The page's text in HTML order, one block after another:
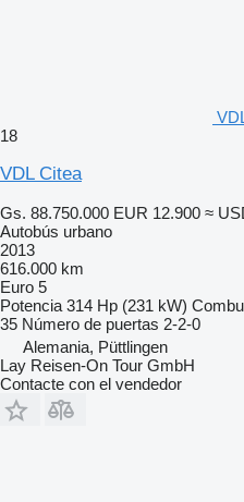
18
VDL Citea
Gs. 88.750.000 EUR 12.900 ≈
Autobús urbano
2013
616.000 km
Euro 5
Potencia 314 Hp (231 kW)
35 Número de puertas 2-2-0
Alemania, Püttlingen
Lay Reisen-On Tour GmbH
Contacte con el vendedor